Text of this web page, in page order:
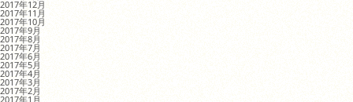
2017年12月
2017年11月
2017年10月
2017年9月
2017年8月
2017年7月
2017年6月
2017年5月
2017年4月
2017年3月
2017年2月
2017年1月